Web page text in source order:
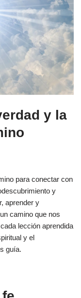
y la
para conectar con
y
aprender y
camino que nos
lección aprendida
y el
guía.